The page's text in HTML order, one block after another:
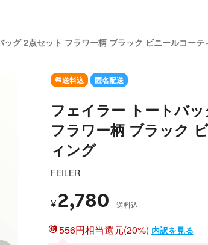
ッグ 2点セット フラワー柄 ブラック ビニールコーテ
送料込 匿名配送
フェイラー トートバ
フラワー柄 ブラック
ィング
FEILER
¥ 2,780 送料込
556円相当還元(20%) 内訳を見る